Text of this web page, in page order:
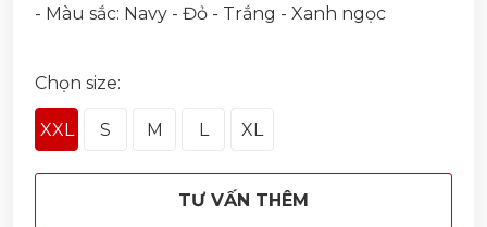
- Màu sắc: Navy - Đỏ - Trắng - Xanh ngọc
Chọn size:
XXL S M L XL
TƯ VẤN THÊM